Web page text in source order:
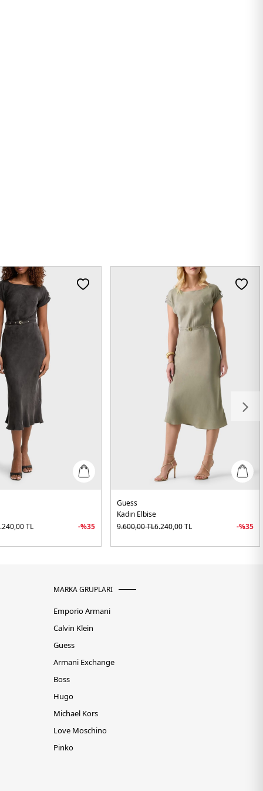
TL -%35
Guess
Kadın Elbise
9.600,00TL6.240,00TL -%35
MARKA GRUPLARI
Emporio Armani
Calvin Klein
Guess
Armani Exchange
Boss
Hugo
Michael Kors
Love Moschino
Pinko